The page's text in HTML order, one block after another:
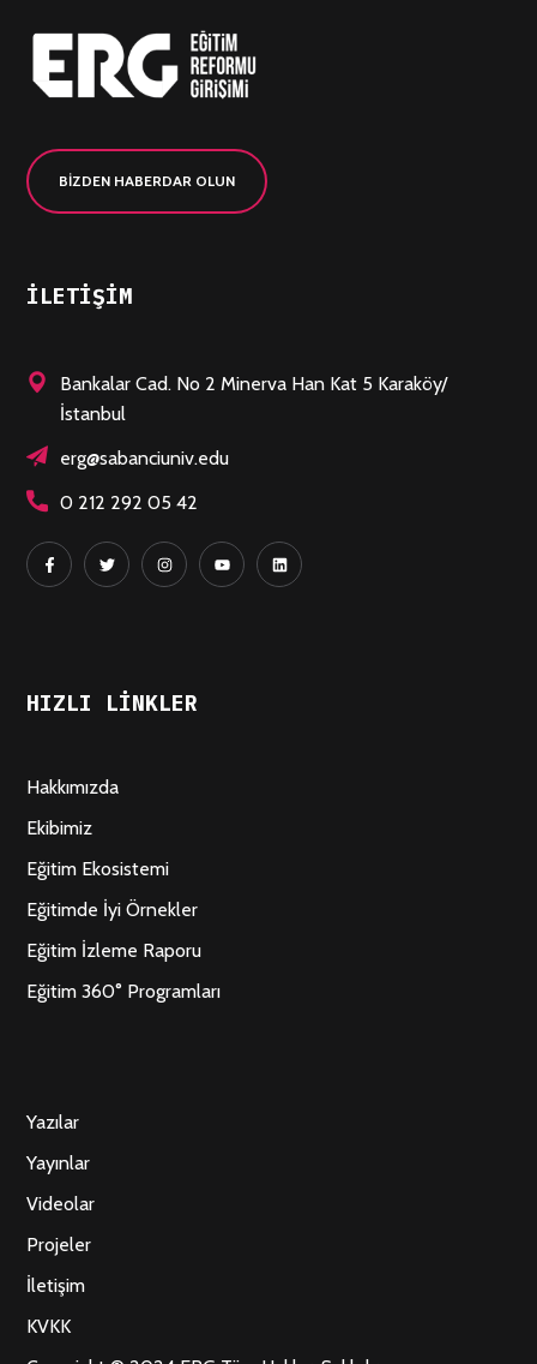
BİZDEN HABERDAR OLUN
ILETIŞIM
Bankalar Cad. No 2 Minerva Han Kat 5 Karaköy/
İstanbul
erg@sabanciuniv.edu
0 212 292 05 42
HIZLI LINKLER
Hakkımızda
Ekibimiz
Eğitim Ekosistemi
Eğitimde İyi Örnekler
Eğitim İzleme Raporu
Eğitim 360° Programları
Yazılar
Yayınlar
Videolar
Projeler
İletişim
KVKK